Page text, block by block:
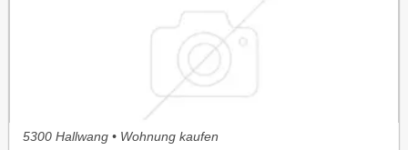
5300 Hallwang • Wohnung kaufen